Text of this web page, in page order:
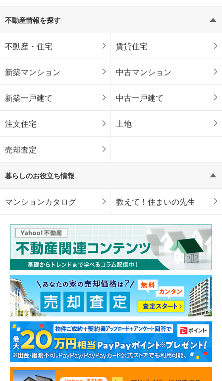
不動産情報を探す
不動産・住宅 賃貸住宅
新築マンション 中古マンション
新築一戸建て 中古一戸建て
注文住宅 土地
売却査定
暮らしのお役立ち情報
マンションカタログ 教えて！住まいの先生